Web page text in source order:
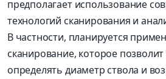
предполагает использование
технологий сканирования и
В частности, планируется
сканирование, которое
определять диаметр ствола и